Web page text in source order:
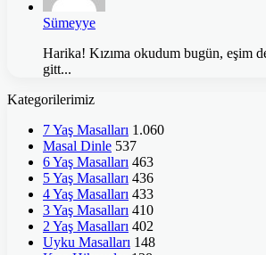
Sümeyye
Harika! Kızıma okudum bugün, eşim
gitt...
Kategorilerimiz
7 Yaş Masalları 1.060
Masal Dinle 537
6 Yaş Masalları 463
5 Yaş Masalları 436
4 Yaş Masalları 433
3 Yaş Masalları 410
2 Yaş Masalları 402
Uyku Masalları 148